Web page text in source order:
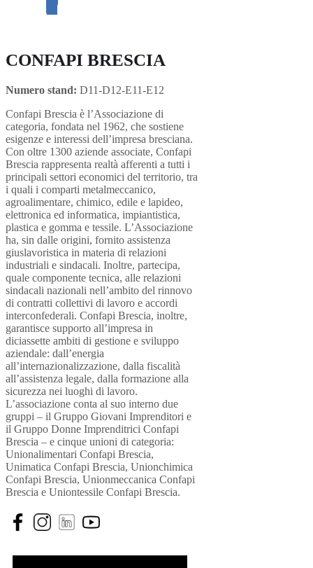
CONFAPI BRESCIA
Numero stand: D11-D12-E11-E12
Confapi Brescia è l’Associazione di
categoria, fondata nel 1962, che sostiene
esigenze e interessi dell’impresa bresciana.
Con oltre 1300 aziende associate, Confapi
Brescia rappresenta realtà afferenti a tutti i
principali settori economici del territorio, tra
i quali i comparti metalmeccanico,
agroalimentare, chimico, edile e lapideo,
elettronica ed informatica, impiantistica,
plastica e gomma e tessile. L’Associazione
ha, sin dalle origini, fornito assistenza
giuslavoristica in materia di relazioni
industriali e sindacali. Inoltre, partecipa,
quale componente tecnica, alle relazioni
sindacali nazionali nell’ambito del rinnovo
di contratti collettivi di lavoro e accordi
interconfederali. Confapi Brescia, inoltre,
garantisce supporto all’impresa in
diciassette ambiti di gestione e sviluppo
aziendale: dall’energia
all’internazionalizzazione, dalla fiscalità
all’assistenza legale, dalla formazione alla
sicurezza nei luoghi di lavoro.
L’associazione conta al suo interno due
gruppi – il Gruppo Giovani Imprenditori e
il Gruppo Donne Imprenditrici Confapi
Brescia – e cinque unioni di categoria:
Unionalimentari Confapi Brescia,
Unimatica Confapi Brescia, Unionchimica
Confapi Brescia, Unionmeccanica Confapi
Brescia e Uniontessile Confapi Brescia.